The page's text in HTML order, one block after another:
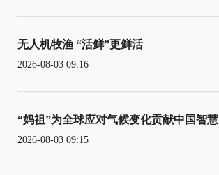
无人机牧渔 “活鲜”更鲜活
2026-08-03 09:16
“妈祖”为全球应对气候变化贡献中国智慧
2026-08-03 09:15